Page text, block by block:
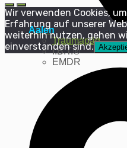
Aalen
Traumapäd
I.B.T.®
EMDR
Wir verwenden Cookies,
Erfahrung auf unserer
weiterhin nutzen, gehen
einverstanden sind.